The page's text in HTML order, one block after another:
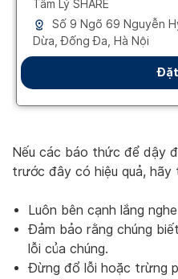
Nếu các báo thức để dậy
trước đây có hiệu quả, hãy
Luôn bên cạnh lắng
Đảm bảo rằng chúng
lỗi của chúng.
Đừng đổ lỗi hoặc trừng